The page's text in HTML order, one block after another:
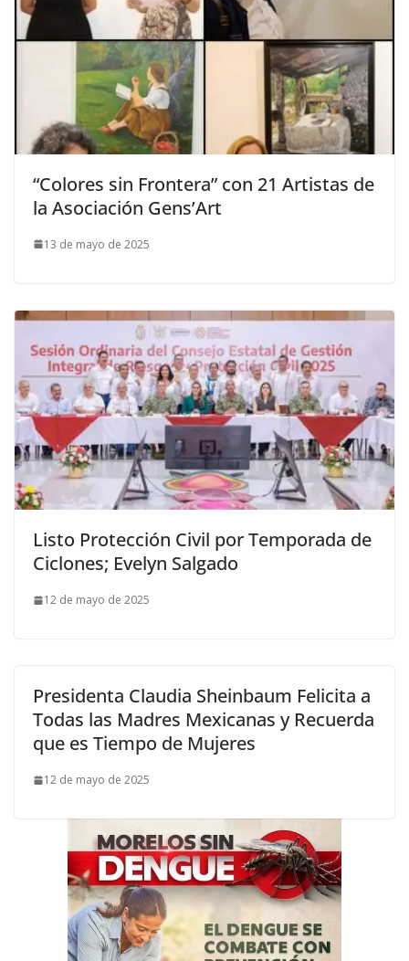
“Colores sin Frontera” con 21 Artistas de
la Asociación Gens’Art
13 de mayo de 2025
Listo Protección Civil por Temporada de
Ciclones; Evelyn Salgado
12 de mayo de 2025
Presidenta Claudia Sheinbaum Felicita a
Todas las Madres Mexicanas y Recuerda
que es Tiempo de Mujeres
12 de mayo de 2025